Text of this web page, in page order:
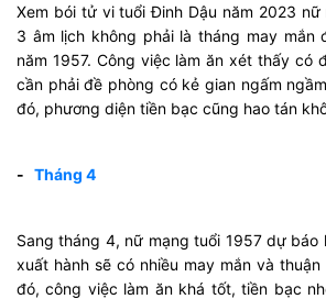
Xem bói tử vi tuổi Đinh Dậu năm 2023 nữ
3 âm lịch không phải là tháng may mắn
năm 1957. Công việc làm ăn xét thấy có
cần phải đề phòng có kẻ gian ngấm
đó, phương diện tiền bạc cũng hao tán
- Tháng 4
Sang tháng 4, nữ mạng tuổi 1957 dự
xuất hành sẽ có nhiều may mắn và
đó, công việc làm ăn khá tốt, tiền bạc